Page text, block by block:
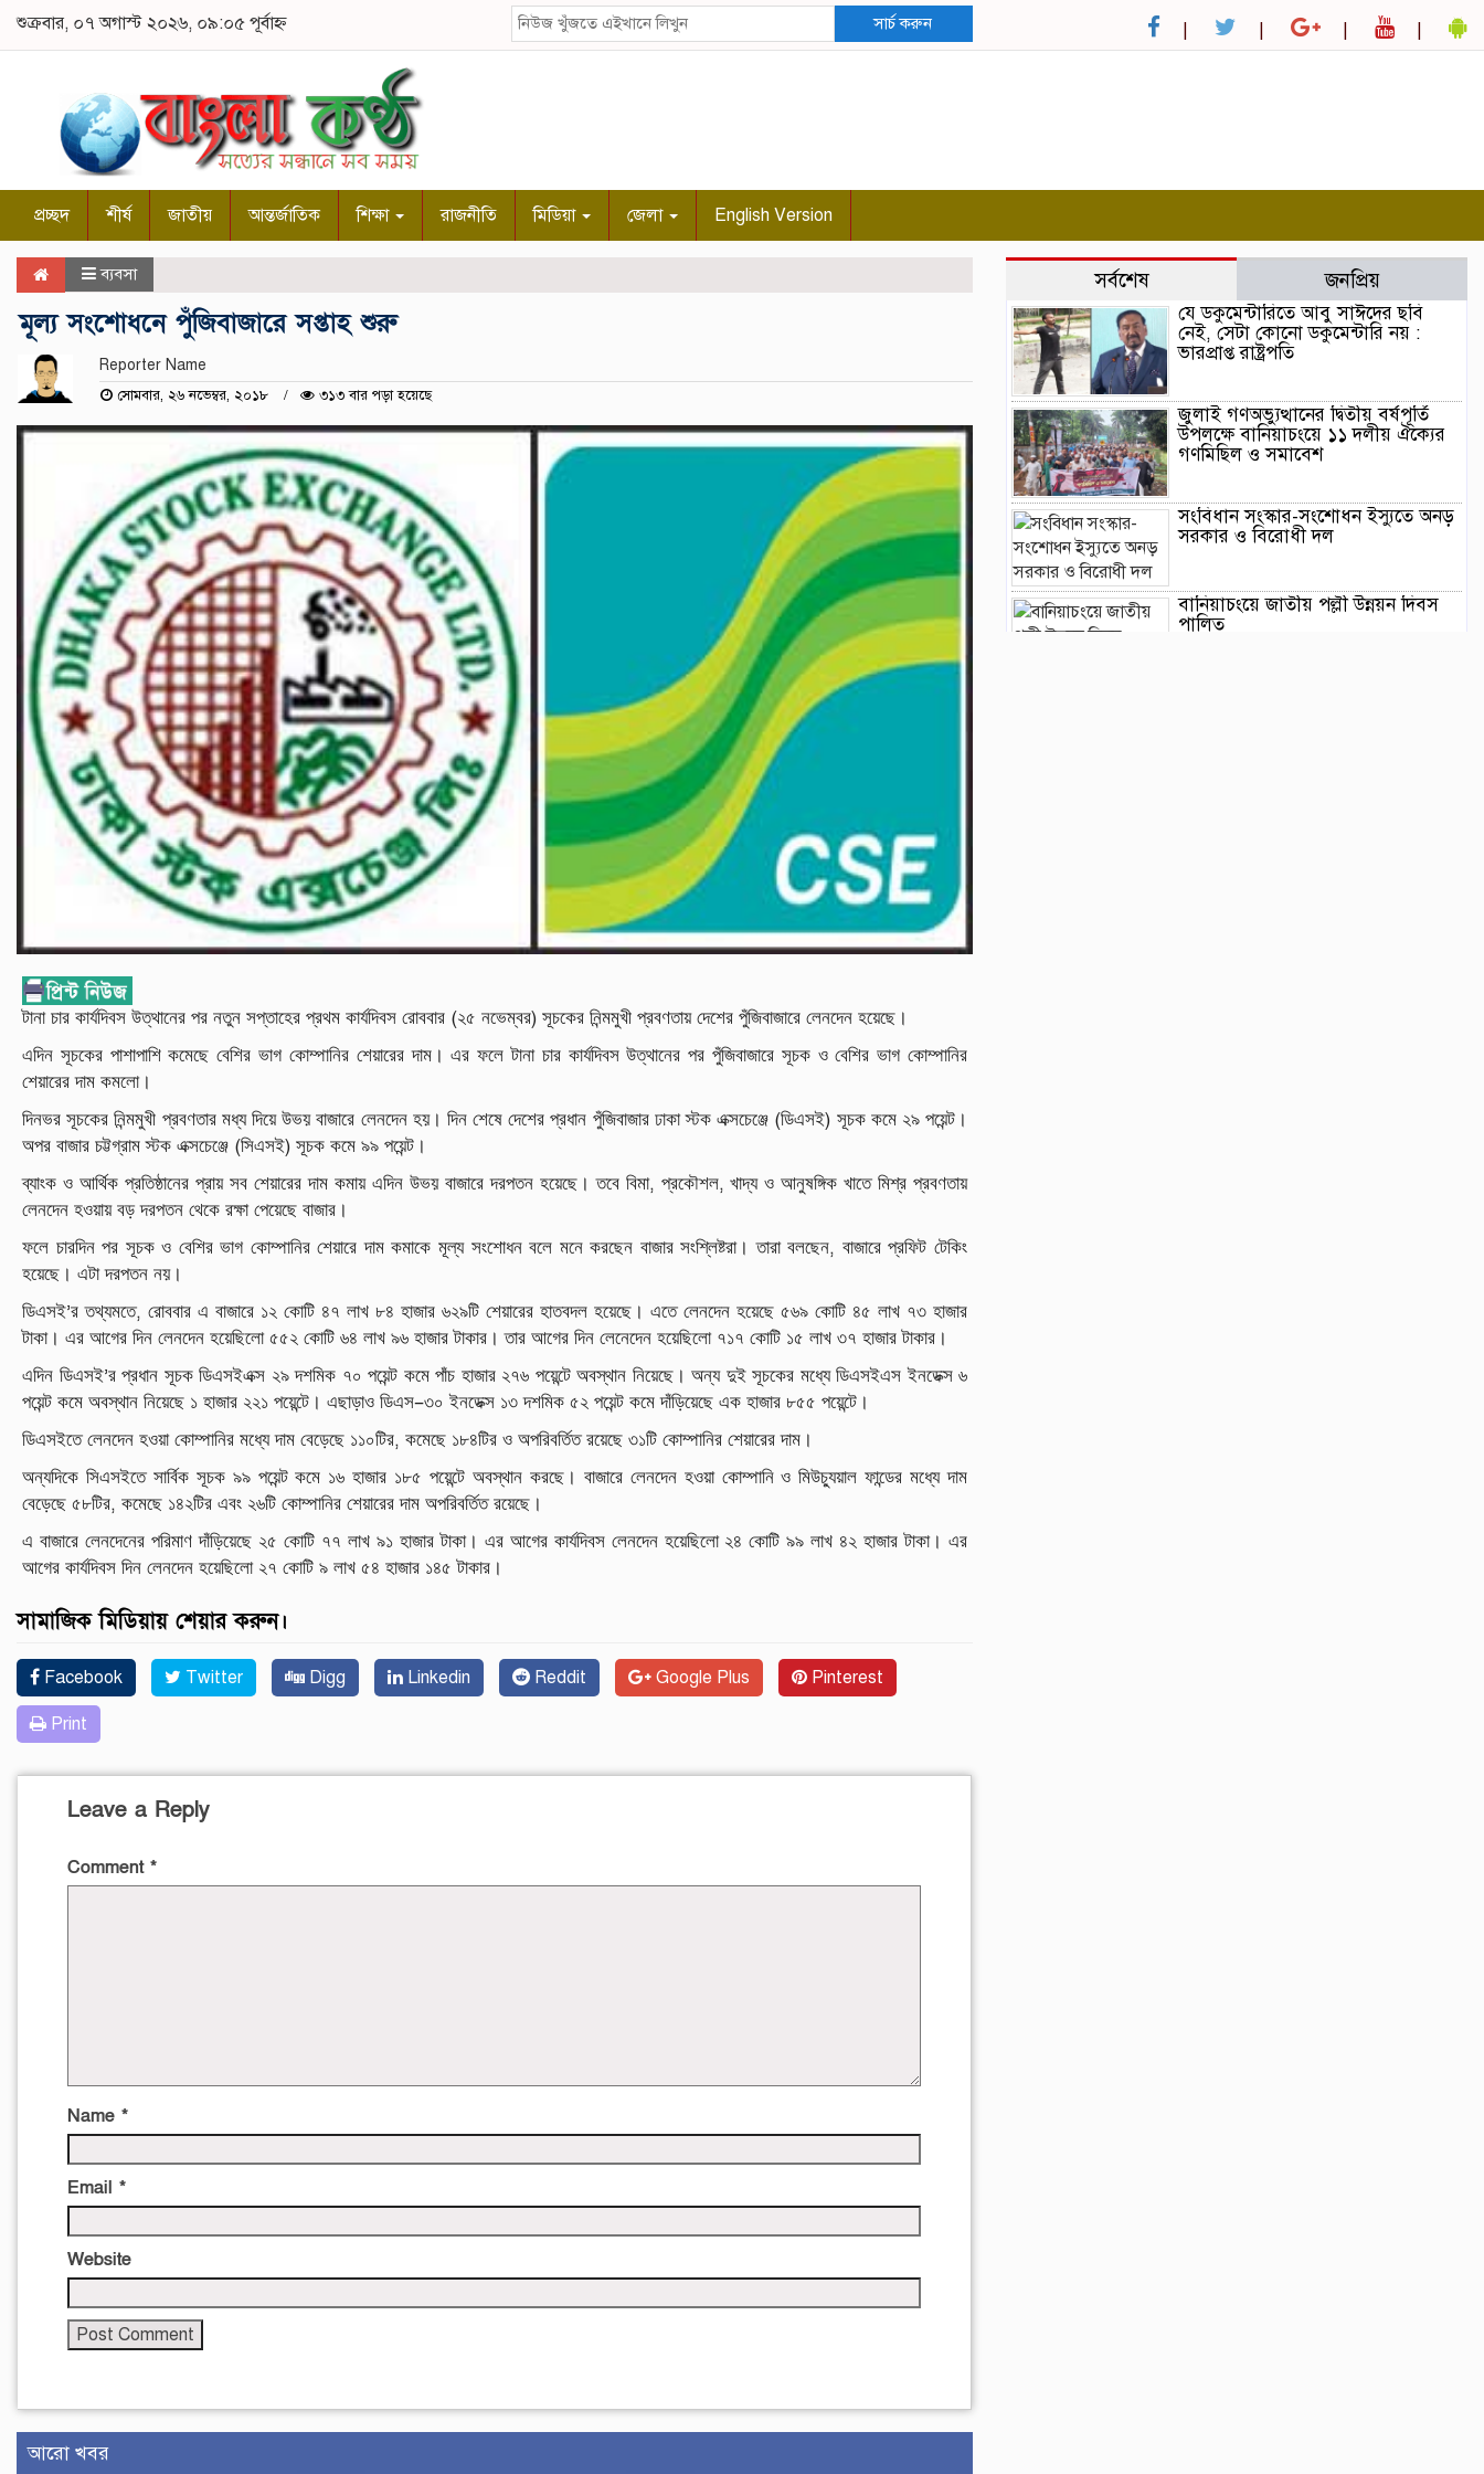
শুক্রবার, ০৭ অগাস্ট ২০২৬, ০৯:০৫ পূর্বাহ্ন সার্চ করুন
প্রচ্ছদ শীর্ষ জাতীয় আন্তর্জাতিক শিক্ষা রাজনীতি মিডিয়া জেলা English Version
ব্যবসা
মূল্য সংশোধনে পুঁজিবাজারে সপ্তাহ শুরু
Reporter Name
সোমবার, ২৬ নভেম্বর, ২০১৮ ৩১৩ বার পড়া হয়েছে
টানা চার কার্যদিবস উত্থানের পর নতুন সপ্তাহের প্রথম কার্যদিবস রোববার (২৫ নভেম্বর) সূচকের নিন্মমুখী প্রবণতায় দেশের পুঁজিবাজারে লেনদেন হয়েছে ।
এদিন সূচকের পাশাপাশি কমেছে বেশির ভাগ কোম্পানির শেয়ারের দাম। এর ফলে টানা চার কার্যদিবস উত্থানের পর পুঁজিবাজারে সূচক ও বেশির ভাগ কোম্পানির
শেয়ারের দাম কমলো।
দিনভর সূচকের নিন্মমুখী প্রবণতার মধ্য দিয়ে উভয় বাজারে লেনদেন হয়। দিন শেষে দেশের প্রধান পুঁজিবাজার ঢাকা স্টক এক্সচেঞ্জে (ডিএসই) সূচক কমে ২৯ পয়েন্ট।
অপর বাজার চট্টগ্রাম স্টক এক্সচেঞ্জে (সিএসই) সূচক কমে ৯৯ পয়েন্ট ।
ব্যাংক ও আর্থিক প্রতিষ্ঠানের প্রায় সব শেয়ারের দাম কমায় এদিন উভয় বাজারে দরপতন হয়েছে। তবে বিমা, প্রকৌশল,খাদ্য ও আনুষঙ্গিক খাতে মিশ্র প্রবণতায়
লেনদেন হওয়ায় বড় দরপতন থেকে রক্ষা পেয়েছে বাজার ।
ফলে চারদিন পর সূচক ও বেশির ভাগ কোম্পানির শেয়ারে দাম কমাকে মূল্য সংশোধন বলে মনে করছেন বাজার সংশ্লিষ্টরা। তারা বলছেন, বাজারে প্রফিট টেকিং
হয়েছে। এটা দরপতন নয়।
ডিএসই’র তথ্যমতে, রোববার এ বাজারে ১২ কোটি ৪৭ লাখ ৮৪ হাজার ৬২৯টি শেয়ারের হাতবদল হয়েছে। এতে লেনদেন হয়েছে ৫৬৯ কোটি ৪৫ লাখ ৭৩ হাজার
টাকা। এর আগের দিন লেনদেন হয়েছিলো ৫৫২ কোটি ৬৪ লাখ ৯৬ হাজার টাকার। তার আগের দিন লেনেদেন হয়েছিলো ৭১৭ কোটি ১৫ লাখ ৩৭ হাজার টাকার।
এদিন ডিএসই’র প্রধান সূচক ডিএসইএক্স ২৯ দশমিক ৭০ পয়েন্ট কমে পাঁচ হাজার ২৭৬ পয়েন্টে অবস্থান নিয়েছে। অন্য দুই সূচকের মধ্যে ডিএসইএস ইনডেক্স ৬
পয়েন্ট কমে অবস্থান নিয়েছে ১ হাজার ২২১ পয়েন্টে। এছাড়াও ডিএস–৩০ ইনডেক্স ১৩ দশমিক ৫২ পয়েন্ট কমে দাঁড়িয়েছে এক হাজার ৮৫৫ পয়েন্টে।
ডিএসইতে লেনদেন হওয়া কোম্পানির মধ্যে দাম বেড়েছে ১১০টির, কমেছে ১৮৪টির ও অপরিবর্তিত রয়েছে ৩১টি কোম্পানির শেয়ারের দাম।
অন্যদিকে সিএসইতে সার্বিক সূচক ৯৯ পয়েন্ট কমে ১৬ হাজার ১৮৫ পয়েন্টে অবস্থান করছে। বাজারে লেনদেন হওয়া কোম্পানি ও মিউচ্যুয়াল ফান্ডের মধ্যে দাম
বেড়েছে ৫৮টির, কমেছে ১৪২টির এবং ২৬টি কোম্পানির শেয়ারের দাম অপরিবর্তিত রয়েছে।
এ বাজারে লেনদেনের পরিমাণ দাঁড়িয়েছে ২৫ কোটি ৭৭ লাখ ৯১ হাজার টাকা। এর আগের কার্যদিবস লেনদেন হয়েছিলো ২৪ কোটি ৯৯ লাখ ৪২ হাজার টাকা। এর
আগের কার্যদিবস দিন লেনদেন হয়েছিলো ২৭ কোটি ৯ লাখ ৫৪ হাজার ১৪৫ টাকার।
সামাজিক মিডিয়ায় শেয়ার করুন।
Facebook Twitter Digg Linkedin Reddit Google Plus Pinterest
Print
Leave a Reply
Comment *
Name *
Email *
Website
আরো খবর
সর্বশেষ জনপ্রিয়
যে ডকুমেন্টারিতে আবু সাঈদের ছবি
নেই, সেটা কোনো ডকুমেন্টারি নয় :
ভারপ্রাপ্ত রাষ্ট্রপতি
জুলাই গণঅভ্যুত্থানের দ্বিতীয় বর্ষপূর্তি
উপলক্ষে বানিয়াচংয়ে ১১ দলীয় ঐক্যের
গণমিছিল ও সমাবেশ
সংবিধান সংস্কার-সংশোধন ইস্যুতে অনড়
সরকার ও বিরোধী দল
বানিয়াচংয়ে জাতীয় পল্লী উন্নয়ন দিবস
পালিত